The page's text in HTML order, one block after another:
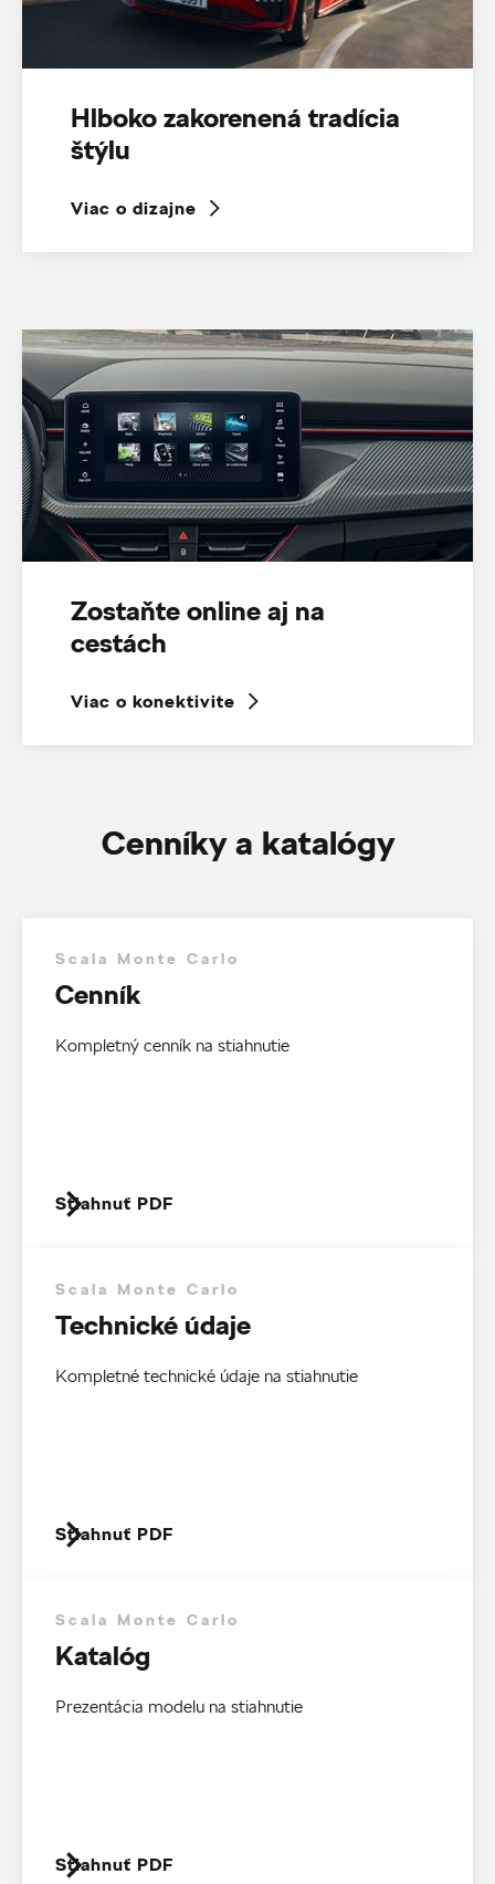
Hlboko zakorenená tradícia
štýlu
Viac o dizajne
Zostaňte online aj na
cestách
Viac o konektivite
Cenníky a katalógy
Scala Monte Carlo
Cenník
Kompletný cenník na stiahnutie
Stiahnuť PDF
Scala Monte Carlo
Technické údaje
Kompletné technické údaje na stiahnutie
Stiahnuť PDF
Scala Monte Carlo
Katalóg
Prezentácia modelu na stiahnutie
Stiahnuť PDF